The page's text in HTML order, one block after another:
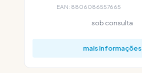
EAN: 8806086557665
sob consulta
mais informações